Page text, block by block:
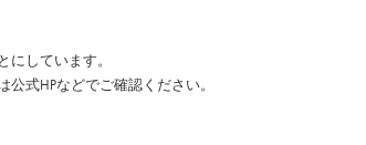
しています。
式HPなどでご確認ください。